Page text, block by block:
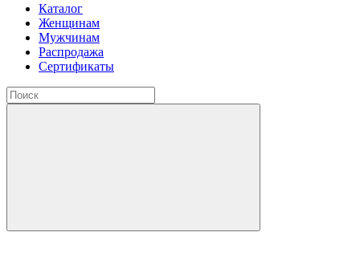
Каталог
Женщинам
Мужчинам
Распродажа
Сертификаты